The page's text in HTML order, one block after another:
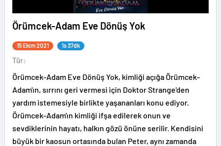
Örümcek-Adam Eve Dönüş Yok
15 Ekim 2021 1s 37dk
Tür:
Örümcek-Adam Eve Dönüş Yok, kimliği açığa Örümcek-
Adam'ın, sırrını geri vermesi için Doktor Strange'den
yardım istemesiyle birlikte yaşananları konu ediyor.
Örümcek-Adam'ın kimliği ifşa edilerek onun ve
sevdiklerinin hayatı, halkın gözü önüne serilir. Kendisini
büyük bir kaosun ortasında bulan Peter, aynı zamanda